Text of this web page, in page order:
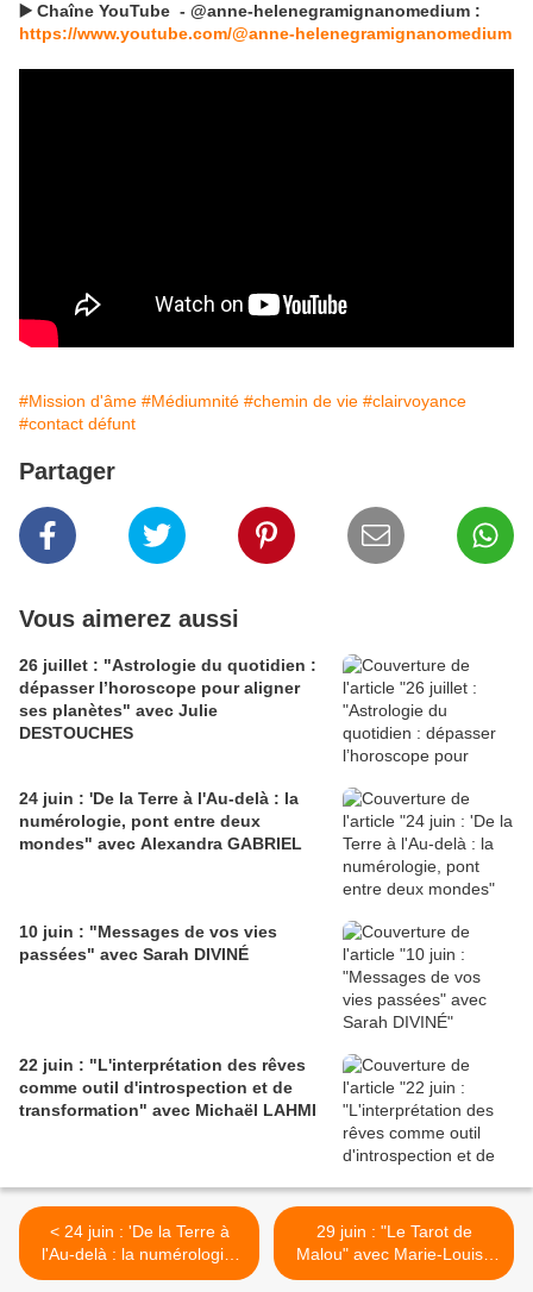
▶️ Chaîne YouTube - @anne-helenegramignanomedium :
https://www.youtube.com/@anne-helenegramignanomedium
#Mission d'âme #Médiumnité #chemin de vie #clairvoyance
#contact défunt
Partager
Vous aimerez aussi
26 juillet : "Astrologie du quotidien :
dépasser l’horoscope pour aligner
ses planètes" avec Julie
DESTOUCHES
24 juin : 'De la Terre à l'Au-delà : la
numérologie, pont entre deux
mondes" avec Alexandra GABRIEL
10 juin : "Messages de vos vies
passées" avec Sarah DIVINÉ
22 juin : "L'interprétation des rêves
comme outil d'introspection et de
transformation" avec Michaël LAHMI
< 24 juin : 'De la Terre à
l'Au-delà : la numérologie,
pont entre deux mondes"
29 juin : "Le Tarot de
Malou" avec Marie-Louise
ALBERT >